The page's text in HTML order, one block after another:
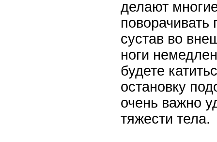
делают
поворачивать
сустав во
ноги
будете
остановку
очень важно
тяжести тела.